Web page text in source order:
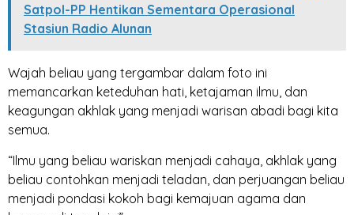
Satpol-PP Hentikan Sementara Operasional
Stasiun Radio Alunan
Wajah beliau yang tergambar dalam foto ini
memancarkan keteduhan hati, ketajaman ilmu, dan
keagungan akhlak yang menjadi warisan abadi bagi kita
semua.
“Ilmu yang beliau wariskan menjadi cahaya, akhlak yang
beliau contohkan menjadi teladan, dan perjuangan beliau
menjadi pondasi kokoh bagi kemajuan agama dan